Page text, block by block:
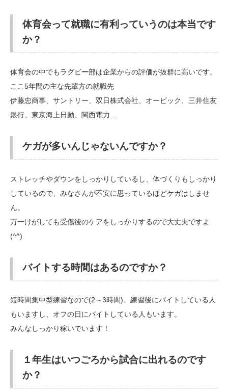
体育会って就職に有利っていうのは本当です
か？
体育会の中でもラグビー部は企業からの評価が抜群に高いです。
ここ5年間の主な先輩方の就職先
伊藤忠商事、サントリー、双日株式会社、オービック、三井住友
銀行、東京海上日動、関西電力…
ケガが多いんじゃないんですか？
ストレッチやダウンをしっかりしているし、体づくりもしっかり
しているので、みなさんが不安に思っているほどケガはしませ
ん。
万一けがしても受傷後のケアをしっかりするので大丈夫ですよ
(^^)
バイトする時間はあるのですか？
短時間集中型練習なので(2～3時間)、練習後にバイトしている人
もいますし、オフの日にバイトしている人もいます。
みんなしっかり稼いでいます！
１年生はいつごろから試合に出れるのです
か？